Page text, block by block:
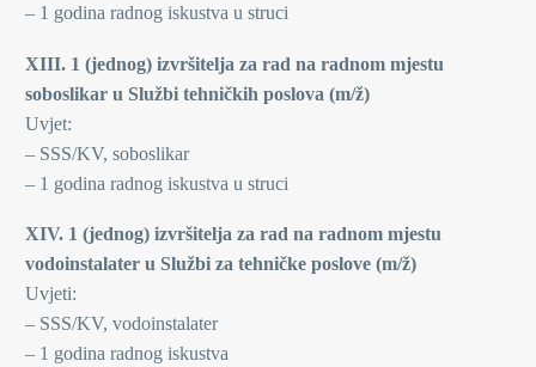
– 1 godina radnog iskustva u struci
XIII. 1 (jednog) izvršitelja za rad na radnom mjestu
soboslikar u Službi tehničkih poslova (m/ž)
Uvjet:
– SSS/KV, soboslikar
– 1 godina radnog iskustva u struci
XIV. 1 (jednog) izvršitelja za rad na radnom mjestu
vodoinstalater u Službi za tehničke poslove (m/ž)
Uvjeti:
– SSS/KV, vodoinstalater
– 1 godina radnog iskustva